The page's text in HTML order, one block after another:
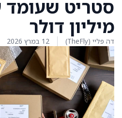
מיליון דולר
דה פליי (TheFly) 12 במרץ 2026